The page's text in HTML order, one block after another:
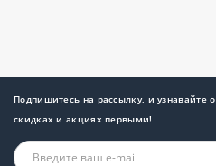
Подпишитесь на рассылку, и узнавайте о
скидках и акциях первыми!